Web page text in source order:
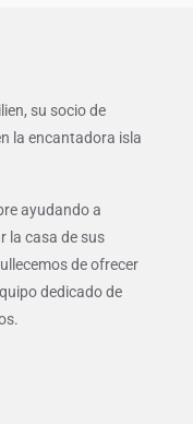
su socio de
la encantadora isla
ayudando a
la casa de sus
de ofrecer
dedicado de